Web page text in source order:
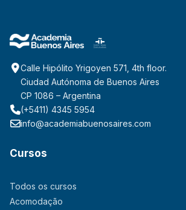
Calle Hipólito Yrigoyen 571, 4th floor.
Ciudad Autónoma de Buenos Aires
CP 1086 – Argentina
(+5411) 4345 5954
info@academiabuenosaires.com
Cursos
Todos os cursos
Acomodação